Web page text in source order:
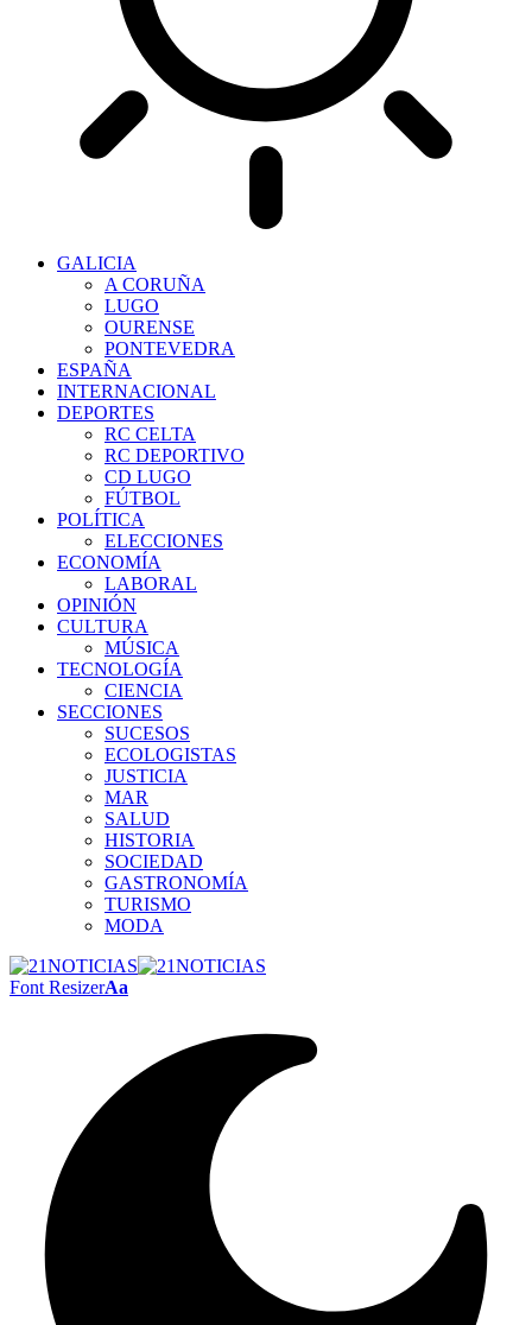
GALICIA
A CORUÑA
LUGO
OURENSE
PONTEVEDRA
ESPAÑA
INTERNACIONAL
DEPORTES
RC CELTA
RC DEPORTIVO
CD LUGO
FÚTBOL
POLÍTICA
ELECCIONES
ECONOMÍA
LABORAL
OPINIÓN
CULTURA
MÚSICA
TECNOLOGÍA
CIENCIA
SECCIONES
SUCESOS
ECOLOGISTAS
JUSTICIA
MAR
SALUD
HISTORIA
SOCIEDAD
GASTRONOMÍA
TURISMO
MODA
Font ResizerAa